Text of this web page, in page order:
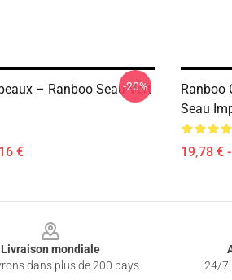
– Ranboo Seau Vert
€
-20%
Ranboo
Seau
19,78 €
Livraison mondiale
dans plus de 200 pays
24/7